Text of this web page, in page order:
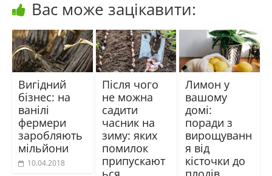
Вас може зацікавити:
Вигідний
бізнес: на
ванілі
фермери
заробляють
мільйони
10.04.2018
Після чого
не можна
садити
часник на
зиму: яких
помилок
припускают
Лимон у
вашому
домі:
поради з
вирощуванн
я від
кісточки до